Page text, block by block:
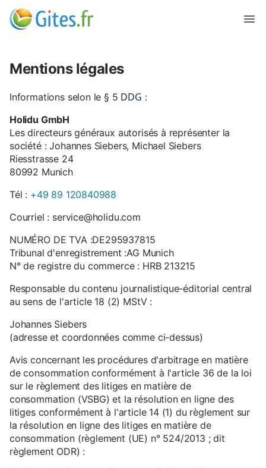
Mentions légales
Informations selon le § 5 DDG :
Holidu GmbH
Les directeurs généraux autorisés à représenter la
société : Johannes Siebers, Michael Siebers
Riesstrasse 24
80992 Munich
Tél : +49 89 120840988
Courriel : service@holidu.com
NUMÉRO DE TVA :DE295937815
Tribunal d'enregistrement :AG Munich
N° de registre du commerce : HRB 213215
Responsable du contenu journalistique-éditorial central
au sens de l'article 18 (2) MStV :
Johannes Siebers
(adresse et coordonnées comme ci-dessus)
Avis concernant les procédures d'arbitrage en matière
de consommation conformément à l'article 36 de la loi
sur le règlement des litiges en matière de
consommation (VSBG) et la résolution en ligne des
litiges conformément à l'article 14 (1) du règlement sur
la résolution en ligne des litiges en matière de
consommation (règlement (UE) n° 524/2013 ; dit
règlement ODR) :